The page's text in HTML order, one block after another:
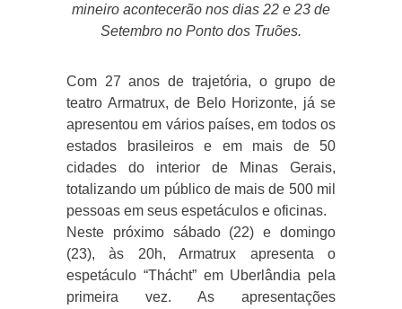
mineiro acontecerão nos dias 22 e 23 de
Setembro no Ponto dos Truões.
Com 27 anos de trajetória, o grupo de
teatro Armatrux, de Belo Horizonte, já se
apresentou em vários países, em todos os
estados brasileiros e em mais de 50
cidades do interior de Minas Gerais,
totalizando um público de mais de 500 mil
pessoas em seus espetáculos e oficinas.
Neste próximo sábado (22) e domingo
(23), às 20h, Armatrux apresenta o
espetáculo “Thácht” em Uberlândia pela
primeira vez. As apresentações